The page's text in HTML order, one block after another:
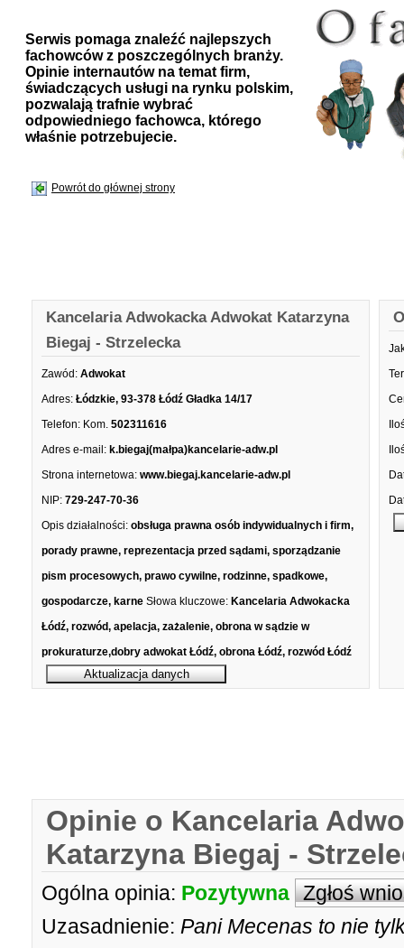
Serwis pomaga znaleźć najlepszych
fachowców z poszczególnych branży.
Opinie internautów na temat firm,
świadczących usługi na rynku polskim,
pozwalają trafnie wybrać
odpowiedniego fachowca, którego
właśnie potrzebujecie.
Powrót do głównej strony
Kancelaria Adwokacka Adwokat Katarzyna
Biegaj - Strzelecka
Zawód: Adwokat
Adres: Łódzkie, 93-378 Łódź Gładka 14/17
Telefon: Kom. 502311616
Adres e-mail: k.biegaj(małpa)kancelarie-adw.pl
Strona internetowa: www.biegaj.kancelarie-adw.pl
NIP: 729-247-70-36
Opis działalności: obsługa prawna osób indywidualnych i firm,
porady prawne, reprezentacja przed sądami, sporządzanie
pism procesowych, prawo cywilne, rodzinne, spadkowe,
gospodarcze, karne Słowa kluczowe: Kancelaria Adwokacka
Łódź, rozwód, apelacja, zażalenie, obrona w sądzie w
prokuraturze,dobry adwokat Łódź, obrona Łódź, rozwód Łódź
Opinie o Kancelaria
Katarzyna Biegaj -
Ogólna opinia: Pozytywna Zgłoś
Uzasadnienie: Pani Mecenas to nie